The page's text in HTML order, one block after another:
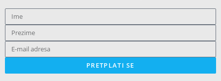
PRETPLATI SE